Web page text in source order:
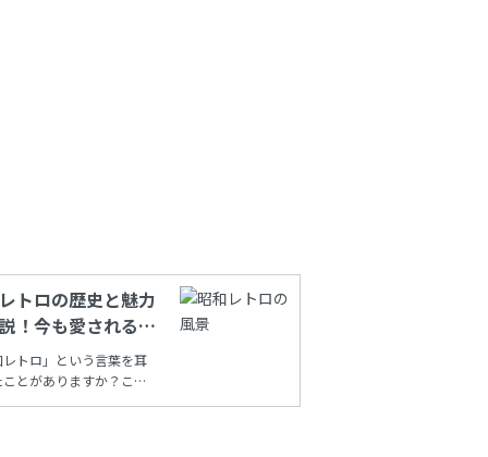
トロの歴史と魅力
！今も愛される理
？
レトロ」という言葉を耳
ことがありますか？この